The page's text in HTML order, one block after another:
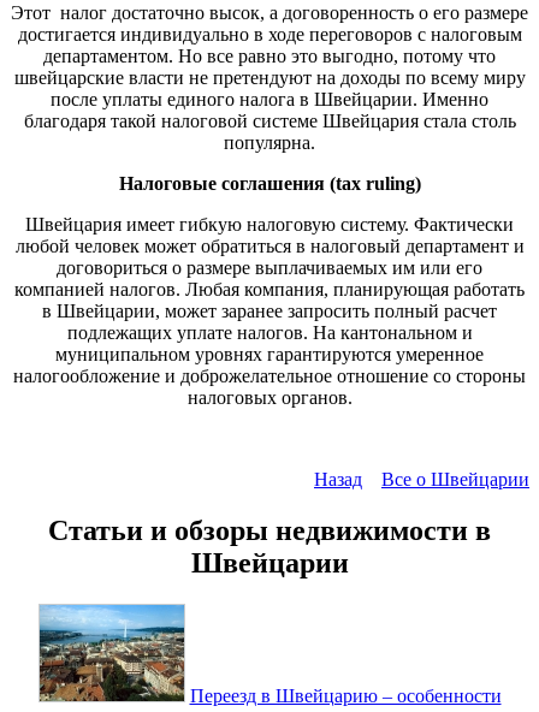
Этот налог достаточно высок, а договоренность о его размере
достигается индивидуально в ходе переговоров с налоговым
департаментом. Но все равно это выгодно, потому что
швейцарские власти не претендуют на доходы по всему миру
после уплаты единого налога в Швейцарии. Именно
благодаря такой налоговой системе Швейцария стала столь
популярна.
Налоговые соглашения (tax ruling)
Швейцария имеет гибкую налоговую систему. Фактически
любой человек может обратиться в налоговый департамент и
договориться о размере выплачиваемых им или его
компанией налогов. Любая компания, планирующая работать
в Швейцарии, может заранее запросить полный расчет
подлежащих уплате налогов. На кантональном и
муниципальном уровнях гарантируются умеренное
налогообложение и доброжелательное отношение со стороны
налоговых органов.
Назад Все о Швейцарии
Статьи и обзоры недвижимости в
Швейцарии
Переезд в Швейцарию – особенности